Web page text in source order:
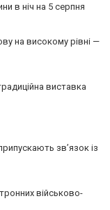
в ніч на 5 серпня
на високому рівні —
виставка
зв’язок із
військово-